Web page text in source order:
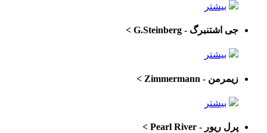
بیشتر
جی اشتنبرگ - G.Steinberg >
بیشتر
زیمرمن - Zimmermann >
بیشتر
پرل ریور - Pearl River >